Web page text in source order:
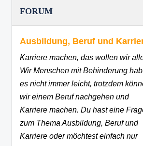
FORUM
Ausbildung, Beruf und
Karriere machen, das wollen wir
Wir Menschen mit Behinderung
es nicht immer leicht, trotzdem
wir einem Beruf nachgehen und
Karriere machen. Du hast eine
zum Thema Ausbildung, Beruf und
Karriere oder möchtest einfach nur